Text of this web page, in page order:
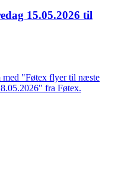
15.05.2026 til
med "Føtex flyer til næste
fra Føtex.